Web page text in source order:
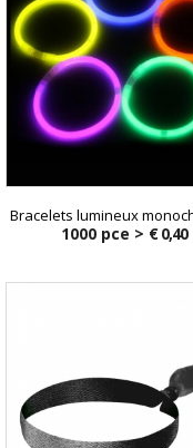
Bracelets lumineux
1000 pce > € 0,40